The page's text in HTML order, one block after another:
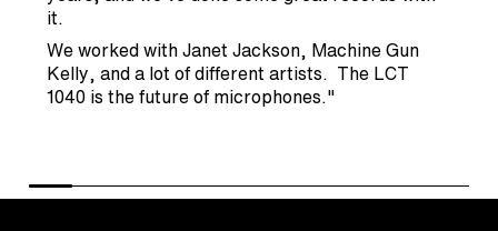
it.
We worked with Janet Jackson, Machine Gun
Kelly, and a lot of different artists. The LCT
1040 is the future of microphones."